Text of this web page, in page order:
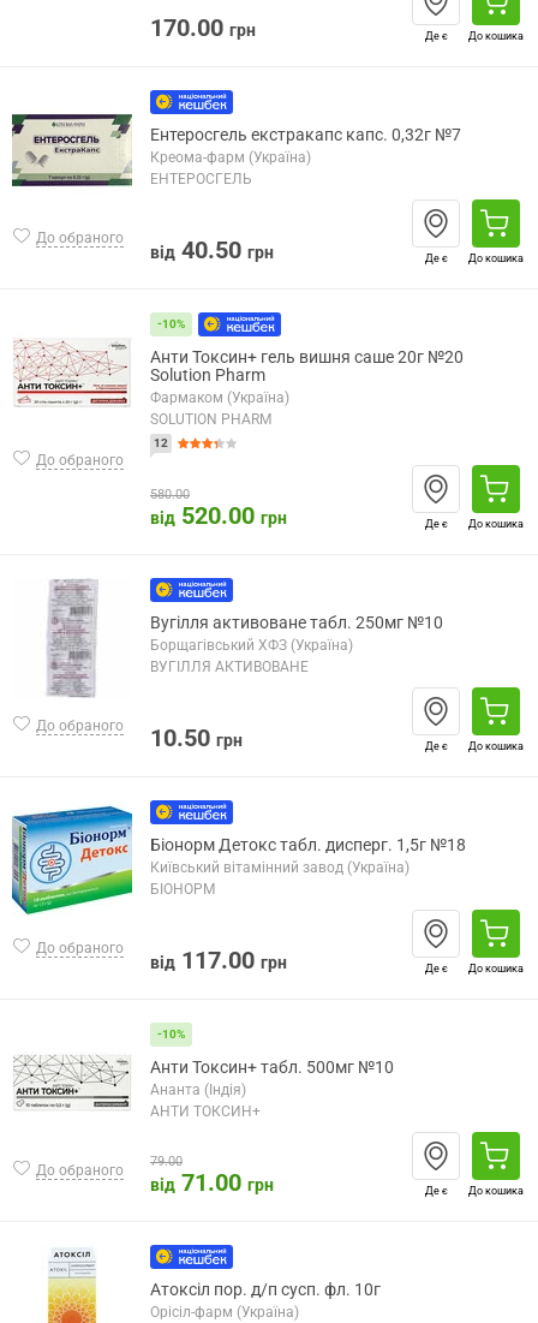
170.00 грн Де є До кошика
До обраного
Ентеросгель екстракапс капс. 0,32г №7
Креома-фарм (Україна)
ЕНТЕРОСГЕЛЬ
від 40.50 грн Де є До кошика
До обраного
-10%
Анти Токсин+ гель вишня саше 20г №20
Solution Pharm
Фармаком (Україна)
SOLUTION PHARM
12
580.00
від 520.00 грн Де є До кошика
До обраного
Вугілля активоване табл. 250мг №10
Борщагівський ХФЗ (Україна)
ВУГІЛЛЯ АКТИВОВАНЕ
10.50 грн Де є До кошика
До обраного
Біонорм Детокс табл. дисперг. 1,5г №18
Київський вітамінний завод (Україна)
БІОНОРМ
від 117.00 грн Де є До кошика
До обраного
-10%
Анти Токсин+ табл. 500мг №10
Ананта (Індія)
АНТИ ТОКСИН+
79.00
від 71.00 грн Де є До кошика
Атоксіл пор. д/п сусп. фл. 10г
Орісіл-фарм (Україна)